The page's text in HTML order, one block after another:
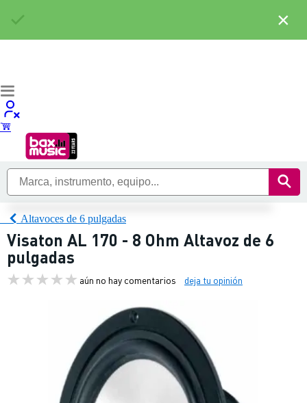
Altavoces de 6 pulgadas
Visaton AL 170 - 8 Ohm Altavoz de 6
pulgadas
aún no hay comentarios deja tu opinión
×